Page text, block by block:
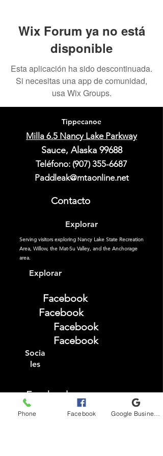
Wix Forum ya no está
disponible
Esta aplicación ha sido descontinuada.
Si necesitas una app de comunidad,
usa Wix Groups.
Tippecanoe
Milla 6.5 Nancy Lake Parkway
Sauce, Alaska 99688
Teléfono: (907) 355-6687
Paddleak@mtaonline.net
Contacto
Explorar
Serving visitors exploring Nancy Lake State Recreation
Area, Willow, the Mat-Su Valley, and the Anchorage
area.
Explorar
Facebook
Facebook
Facebook
Facebook
Socia
les
Facebook
Instagram
Phone Facebook